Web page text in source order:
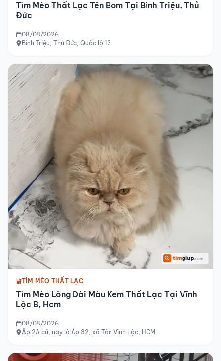
Tìm Mèo Thất Lạc Tên Bom Tại Bình Triệu, Thủ
Đức
08/08/2026
Bình Triệu, Thủ Đức, Quốc lộ 13
TÌM MÈO THẤT LẠC
Tìm Mèo Lông Dài Màu Kem Thất Lạc Tại Vĩnh
Lộc B, Hcm
08/08/2026
Ấp 2A cũ, nay là Ấp 32, xã Tân Vĩnh Lộc, HCM